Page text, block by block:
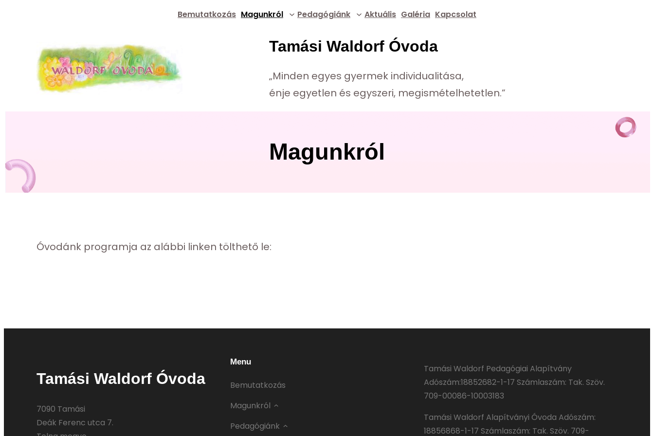
tartalomhoz
Bemutatkozás Magunkról Pedagógiánk Aktuális Galéria Kapcsolat
Tamási Waldorf Óvoda
„Minden egyes gyermek individualitása,
énje egyetlen és egyszeri, megismételhetetlen.”
Magunkról
Óvodánk programja az alábbi linken tölthető le:
Tamási Waldorf Óvoda
7090 Tamási
Deák Ferenc utca 7.
Menu
Bemutatkozás
Magunkról
Pedagógiánk
Tamási Waldorf Pedagógiai Alapítvány
Adószám:18852682-­1­-17 Számlaszám: Tak. Szöv.
709-00086-10003183
Tamási Waldorf Alapítványi Óvoda Adószám:
18856868-­1­-17 Számlaszám: Tak. Szöv. 709-